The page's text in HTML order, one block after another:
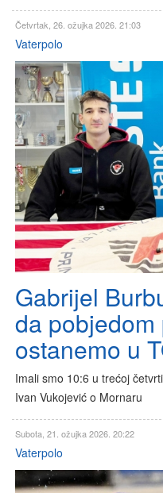
Četvrtak, 26. ožujka 2026. 21:03
Vaterpolo
Gabrijel
da
ostanemo u
Imali smo 10:6 u trećoj
Ivan Vukojević o Mornaru
Subota, 21. ožujka 2026. 20:22
Vaterpolo